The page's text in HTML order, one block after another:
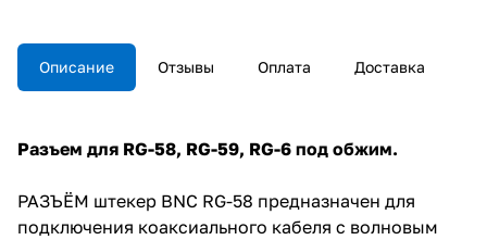
Описание Отзывы Оплата Доставка
Разъем для RG-58, RG-59, RG-6 под обжим.
РАЗЪЁМ штекер BNC RG-58 предназначен для
подключения коаксиального кабеля c волновым